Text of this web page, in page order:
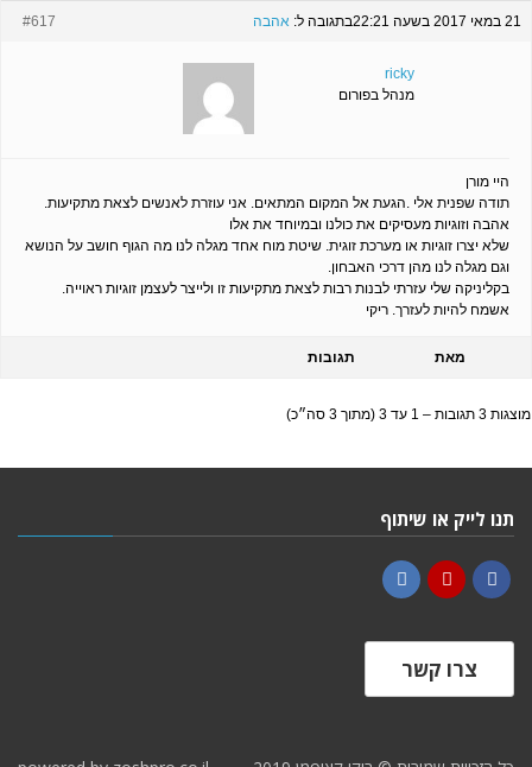
21 במאי 2017 בשעה 22:21 בתגובה ל: אהבה #617
ricky
מנהל בפורום
היי מורן
תודה שפנית אלי .הגעת אל המקום המתאים. אני עוזרת לאנשים לצאת מתקיעות.
אהבה וזוגיות מעסיקים את כולנו ובמיוחד את אלו
שלא יצרו זוגיות או מערכת זוגית. שיטת מוח אחד מגלה לנו מה הגוף חושב על הנושא
וגם מגלה לנו מהן דרכי האבחון.
בקליניקה שלי עזרתי לבנות רבות לצאת מתקיעות זו ולייצר לעצמן זוגיות ראוייה.
אשמח להיות לעזרך. ריקי
מאת תגובות
מוצגות 3 תגובות – 1 עד 3 (מתוך 3 סה״כ)
תנו לייק או שיתוף
צרו קשר